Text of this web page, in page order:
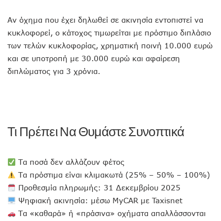
Αν όχημα που έχει δηλωθεί σε ακινησία εντοπιστεί να
κυκλοφορεί, ο κάτοχος τιμωρείται με πρόστιμο διπλάσιο
των τελών κυκλοφορίας, χρηματική ποινή 10.000 ευρώ
και σε υποτροπή με 30.000 ευρώ και αφαίρεση
διπλώματος για 3 χρόνια.
Τι Πρέπει Να Θυμάστε Συνοπτικά
Τα ποσά δεν αλλάζουν φέτος
Τα πρόστιμα είναι κλιμακωτά (25% – 50% – 100%)
Προθεσμία πληρωμής: 31 Δεκεμβρίου 2025
Ψηφιακή ακινησία: μέσω MyCAR με Taxisnet
Τα «καθαρά» ή «πράσινα» οχήματα απαλλάσσονται